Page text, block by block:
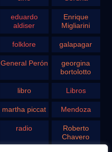
eduardo
aldiser
Enrique
Migliarini
folklore galapagar
General Perón
georgina
bortolotto
libro Libros
martha piccat Mendoza
radio
Roberto
Chavero